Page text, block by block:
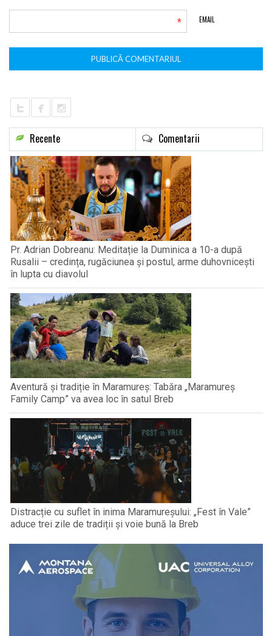
EMAIL
*
Recente Comentarii
Pr. Adrian Dobreanu: Meditație la Duminica a 10-a după
Rusalii – credința, rugăciunea și postul, arme duhovnicești
în lupta cu diavolul
Aventură și tradiție în Maramureș: Tabăra „Maramureș
Family Camp” va avea loc în satul Breb
Distracție cu suflet în inima Maramureșului: „Fest în Vale”
aduce trei zile de tradiții și voie bună la Breb